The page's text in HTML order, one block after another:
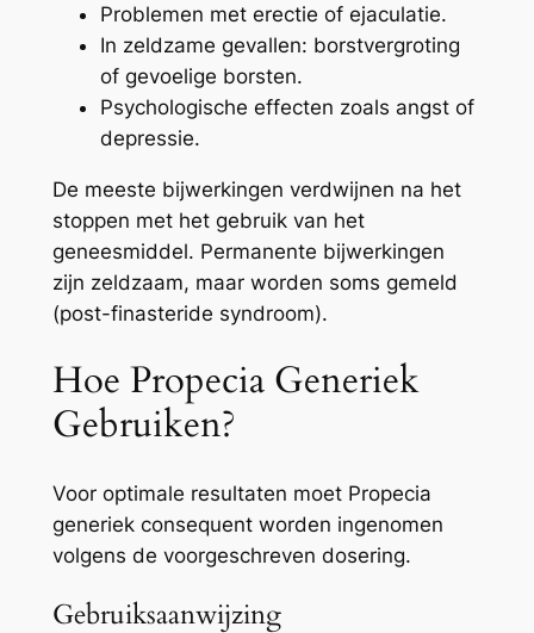
Problemen met erectie of ejaculatie.
In zeldzame gevallen: borstvergroting
of gevoelige borsten.
Psychologische effecten zoals angst of
depressie.
De meeste bijwerkingen verdwijnen na het
stoppen met het gebruik van het
geneesmiddel. Permanente bijwerkingen
zijn zeldzaam, maar worden soms gemeld
(post-finasteride syndroom).
Hoe Propecia Generiek
Gebruiken?
Voor optimale resultaten moet Propecia
generiek consequent worden ingenomen
volgens de voorgeschreven dosering.
Gebruiksaanwijzing